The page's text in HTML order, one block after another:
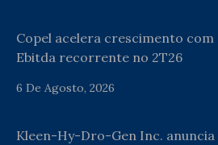
Copel acelera crescimento com
Ebitda recorrente no 2T26
6 De Agosto, 2026
Kleen-Hy-Dro-Gen Inc.